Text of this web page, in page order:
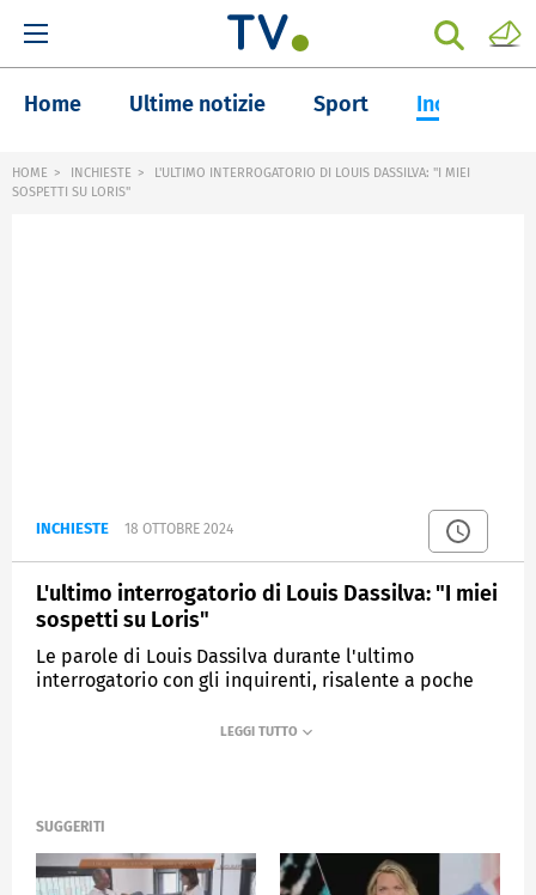
Home Ultime notizie Sport Inchieste
HOME INCHIESTE
L'ULTIMO INTERROGATORIO DI LOUIS DASSILVA: "I MIEI
SOSPETTI SU LORIS"
INCHIESTE 18 OTTOBRE 2024
L'ultimo interrogatorio di Louis Dassilva: "I miei
sospetti su Loris"
Le parole di Louis Dassilva durante l'ultimo
interrogatorio con gli inquirenti, risalente a poche
SUGGERITI